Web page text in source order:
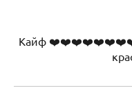
Кайф